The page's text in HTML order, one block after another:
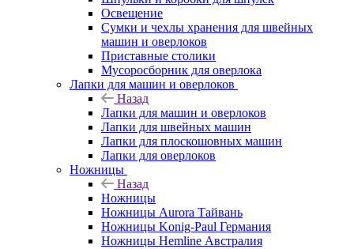
Освещение
Сумки и чехлы хранения для швейных
машин и оверлоков
Приставные столики
Мусоросборник для оверлока
Лапки для машин и оверлоков
Назад
Лапки для машин и оверлоков
Лапки для швейных машин
Лапки для плоскошовных машин
Лапки для оверлоков
Ножницы
Назад
Ножницы
Ножницы Aurora Тайвань
Ножницы Konig-Paul Германия
Ножницы Hemline Австралия